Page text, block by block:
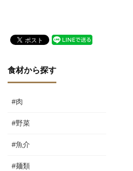
食材から探す
#肉
#野菜
#魚介
#麺類